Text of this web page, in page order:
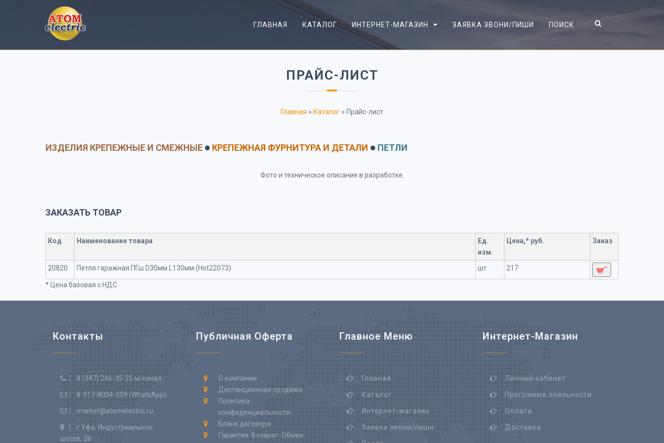
ГЛАВНАЯ КАТАЛОГ ИНТЕРНЕТ-МАГАЗИН ЗАЯВКА ЗВОНИ/ПИШИ ПОИСК
ПРАЙС-ЛИСТ
Главная » Каталог » Прайс-лист
ИЗДЕЛИЯ КРЕПЕЖНЫЕ И СМЕЖНЫЕ ⚫ КРЕПЕЖНАЯ ФУРНИТУРА И ДЕТАЛИ ⚫ ПЕТЛИ
Фото и техническое описание в разработке.
ЗАКАЗАТЬ ТОВАР
Код Наименование товара
Ед.
изм.
Цена,* руб. Заказ
20820 Петля гаражная ПГш D30мм L130мм (Hot22073) шт 217
* Цена базовая с НДС
Контакты
8 (347) 246-35-35 м/канал.
8-917-8004-009 (WhatsApp)
market@atomelectric.ru
г.Уфа, Индустриальное
шоссе, 26
Публичная Оферта
О компании
Дистанционная продажа
Политика
конфиденциальности
Бланк договора
Гарантия. Возврат. Обмен
Главное Меню
Главная
Каталог
Интернет-магазин
Заявка звони/пиши
Интернет-Магазин
Личный кабинет
Программа лояльности
Оплата
Доставка